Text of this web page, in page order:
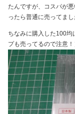
たんですが、コスパが
ったら普通に売ってま
ちなみに購入した100
プも売ってるので注意！